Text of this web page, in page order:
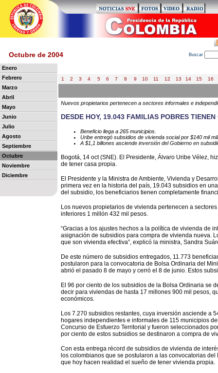
Octubre de 2004 Buscar
Enero
Febrero
Marzo
Abril
Mayo
Junio
Julio
Agosto
Septiembre
Octubre
Noviembre
Diciembre
1 2 3 4 5 6 7 8 9 10 11 12 13 14 15 16
Nuevos propietarios pertenecen a sectores informales e
DESDE HOY, 19.043 FAMILIAS POBRES
Beneficio llega a 265 municipios.
Uribe entregó subsidios de vivienda social por $140 mil
A $1,1 billones asciende inversión del Gobierno en
Bogotá, 14 oct (SNE). El Presidente, Álvaro Uribe Vélez,
de tener casa propia.
El Presidente y la Ministra de Ambiente, Vivienda y
primera vez en la historia del país, 19.043 subsidios en
del subsidio, los beneficiarios tienen completamente
Los nuevos propietarios de vivienda pertenecen a
inferiores 1 millón 432 mil pesos.
“Gracias a los ajustes hechos a la política de vivienda de
asignación de subsidios para compra de vivienda nueva.
que son vivienda efectiva”, explicó la ministra, Sandra
De este número de subsidios entregados, 11.773
postularon para la convocatoria de Bolsa Ordinaria del
abrió el pasado 8 de mayo y cerró el 8 de junio. Estos
El 96 por ciento de los subsidios de la Bolsa Ordinaria se
decir para viviendas de hasta 17 millones 900 mil pesos,
económicos.
Los 7.270 subsidios restantes, cuya inversión asciende a
hogares independientes e informales de 115 municipios
Concurso de Esfuerzo Territorial y fueron seleccionados
por ciento de estos subsidios se destinaron a compra de
Con esta entrega récord de subsidios de vivienda de
los colombianos que se postularon a las convocatorias
que hoy hacen realidad el sueño de tener vivienda propia.